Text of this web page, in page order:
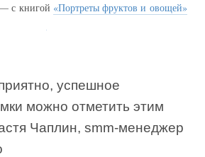
с книгой «Портреты фруктов и овощей»
успешное
можно отметить этим
Чаплин, smm-менеджер